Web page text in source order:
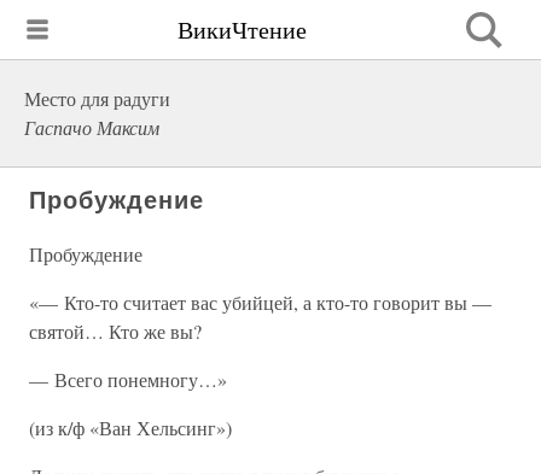
ВикиЧтение
Место для радуги
Гаспачо Максим
Пробуждение
Пробуждение
«— Кто-то считает вас убийцей, а кто-то говорит вы —
святой… Кто же вы?
— Всего понемногу…»
(из к/ф «Ван Хельсинг»)